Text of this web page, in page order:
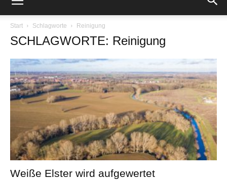
Start Schlagworte Reinigung
SCHLAGWORTE: Reinigung
Weiße Elster wird aufgewertet